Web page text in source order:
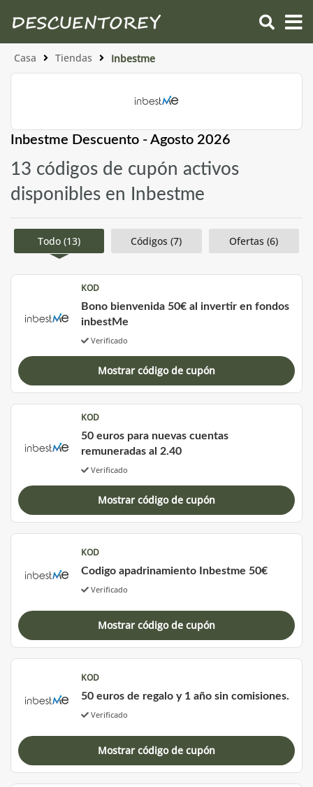
Casa Tiendas Inbestme
Inbestme Descuento - Agosto 2026
13 códigos de cupón activos
disponibles en Inbestme
Todo (13) Códigos (7) Ofertas (6)
KOD
Bono bienvenida 50€ al invertir en fondos
inbestMe
Verificado
Mostrar código de cupón
KOD
50 euros para nuevas cuentas
remuneradas al 2.40
Verificado
Mostrar código de cupón
KOD
Codigo apadrinamiento Inbestme 50€
Verificado
Mostrar código de cupón
KOD
50 euros de regalo y 1 año sin comisiones.
Verificado
Mostrar código de cupón